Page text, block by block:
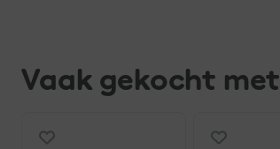
Vaak gekocht met